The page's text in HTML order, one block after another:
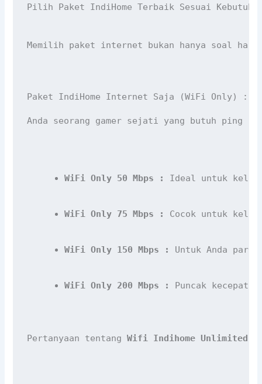
Pilih Paket IndiHome Terbaik Sesuai
Memilih paket internet bukan hanya soal
Paket IndiHome Internet Saja (WiFi Only) :
Anda seorang gamer sejati yang butuh ping
WiFi Only 50 Mbps : Ideal untuk
WiFi Only 75 Mbps : Cocok untuk
WiFi Only 150 Mbps : Untuk Anda
WiFi Only 200 Mbps : Puncak
Pertanyaan tentang Wifi Indihome Unlimited